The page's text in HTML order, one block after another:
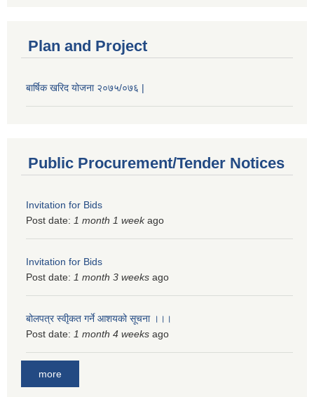
Plan and Project
बार्षिक खरिद योजना २०७५/०७६ |
Public Procurement/Tender Notices
Invitation for Bids
Post date: 1 month 1 weekago
Invitation for Bids
Post date: 1 month 3 weeks ago
बोलपत्र स्वीृकत गर्ने आशयको सूचना ।।।
Post date: 1 month 4 weeks ago
more